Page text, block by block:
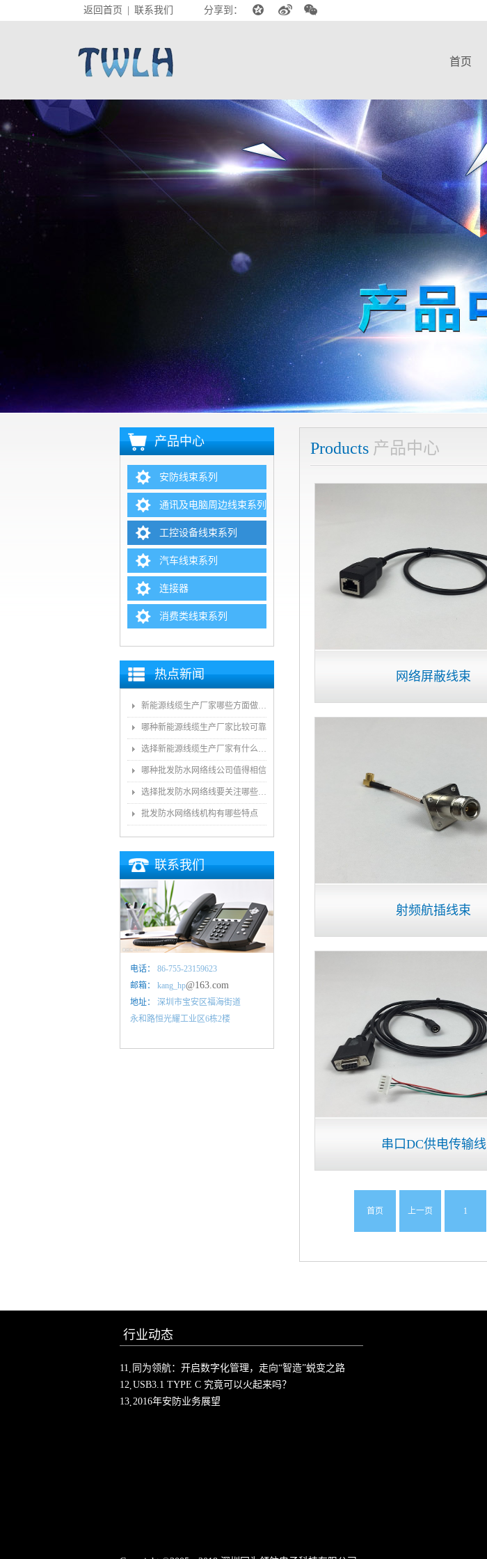
返回首页 联系我们 分享到：
首页
产品中心
安防线束系列
通讯及电脑周边线束系列
工控设备线束系列
汽车线束系列
连接器
消费类线束系列
热点新闻
新能源线缆生产厂家哪些方面做得好
哪种新能源线缆生产厂家比较可靠
选择新能源线缆生产厂家有什么技巧
哪种批发防水网络线公司值得相信
选择批发防水网络线要关注哪些方面
批发防水网络线机构有哪些特点
联系我们
电话： 86-755-23159623
邮箱： kang_hp@163.com
地址： 深圳市宝安区福海街道
永和路恒光耀工业区6栋2楼
Products 产品中心
网络屏蔽线束
射频航插线束
串口DC供电传输线
首页 上一页 1
行业动态
11 同为领航：开启数字化管理，走向“智造”蜕变之路
12 USB3.1 TYPE C 究竟可以火起来吗？
13 2016年安防业务展望